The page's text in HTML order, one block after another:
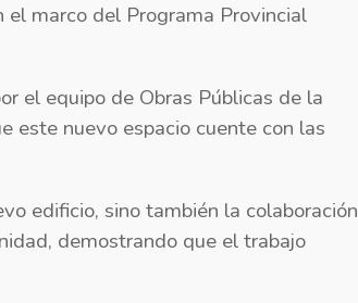
el marco del Programa Provincial
el equipo de Obras Públicas de la
este nuevo espacio cuente con las
edificio, sino también la colaboración
demostrando que el trabajo